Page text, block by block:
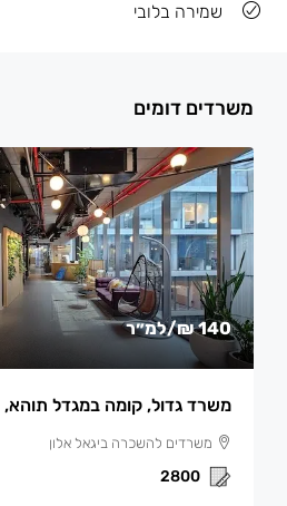
שמירה בלובי
משרדים דומים
140 ₪ /למ״ר
משרד גדול, קומה במגדל תוהא, 2800 מ״ר
משרדים להשכרה ביגאל אלון
2800